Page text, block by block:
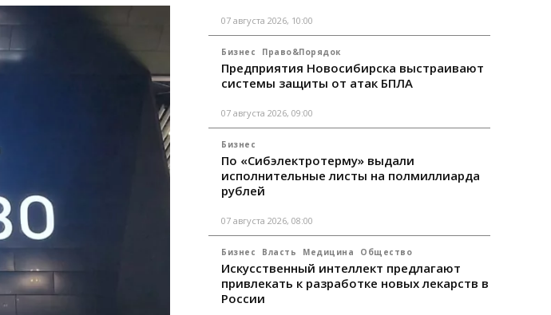
07 августа 2026, 10:00
Бизнес Право&Порядок
Предприятия Новосибирска выстраивают
системы защиты от атак БПЛА
07 августа 2026, 09:00
Бизнес
По «Сибэлектротерму» выдали
исполнительные листы на полмиллиарда
рублей
07 августа 2026, 08:00
Бизнес Власть Медицина Общество
Искусственный интеллект предлагают
привлекать к разработке новых лекарств в
России